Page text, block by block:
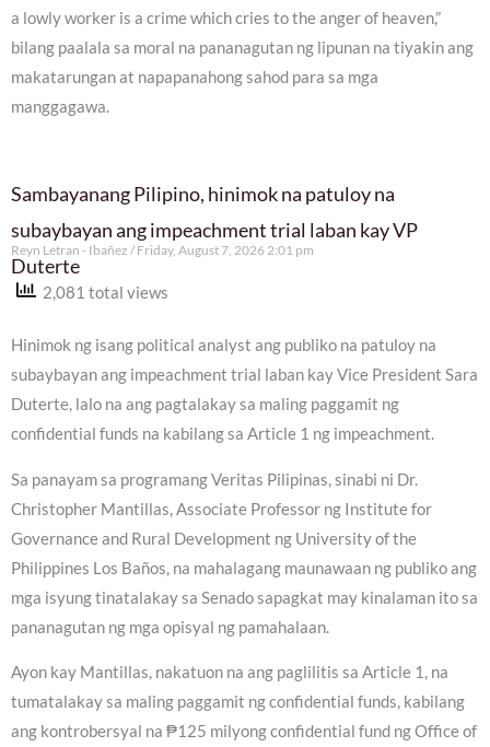
a lowly worker is a crime which cries to the anger of heaven,”
bilang paalala sa moral na pananagutan ng lipunan na tiyakin ang
makatarungan at napapanahong sahod para sa mga
manggagawa.
Sambayanang Pilipino, hinimok na patuloy na
subaybayan ang impeachment trial laban kay VP
Duterte
Reyn Letran - Ibañez Friday, August 7, 2026 2:01 pm
2,081 total views
Hinimok ng isang political analyst ang publiko na patuloy na
subaybayan ang impeachment trial laban kay Vice President Sara
Duterte, lalo na ang pagtalakay sa maling paggamit ng
confidential funds na kabilang sa Article 1 ng impeachment.
Sa panayam sa programang Veritas Pilipinas, sinabi ni Dr.
Christopher Mantillas, Associate Professor ng Institute for
Governance and Rural Development ng University of the
Philippines Los Baños, na mahalagang maunawaan ng publiko ang
mga isyung tinatalakay sa Senado sapagkat may kinalaman ito sa
pananagutan ng mga opisyal ng pamahalaan.
Ayon kay Mantillas, nakatuon na ang paglilitis sa Article 1, na
tumatalakay sa maling paggamit ng confidential funds, kabilang
ang kontrobersyal na ₱125 milyong confidential fund ng Office of